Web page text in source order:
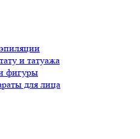
и татуажа
фигуры
для лица